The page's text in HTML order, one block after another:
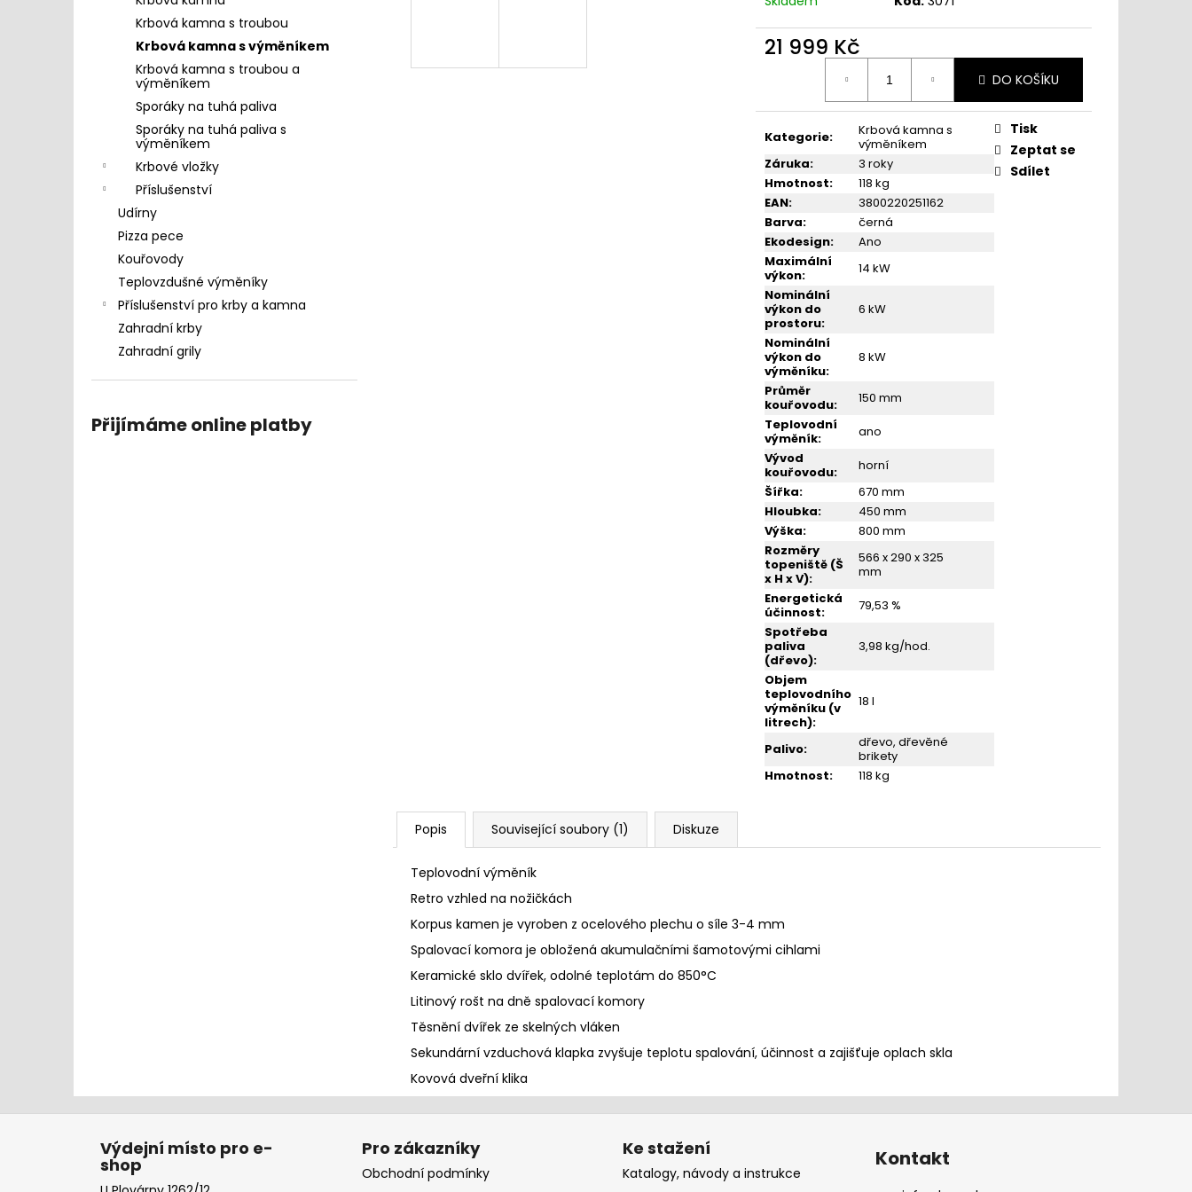
Krbová kamna s troubou
Krbová kamna s výměníkem
Krbová kamna s troubou a
výměníkem
Sporáky na tuhá paliva
Sporáky na tuhá paliva s
výměníkem
Krbové vložky
Příslušenství
Udírny
Pizza pece
Kouřovody
Teplovzdušné výměníky
Příslušenství pro krby a kamna
Zahradní krby
Zahradní grily
Přijímáme online platby
21 999 Kč
DO KOŠÍKU
Kategorie:
Krbová kamna s
výměníkem
Záruka:
3 roky
Hmotnost:
118 kg
EAN:
3800220251162
Barva:
černá
Ekodesign:
Ano
Maximální
výkon:
14 kW
Nominální
výkon do
prostoru:
6 kW
Nominální
výkon do
výměníku:
8 kW
Průměr
kouřovodu:
150 mm
Teplovodní
výměník:
ano
Vývod
kouřovodu:
horní
Šířka:
670 mm
Hloubka:
450 mm
Výška:
800 mm
Rozměry
topeniště (Š
x H x V):
566 x 290 x 325
mm
Energetická
účinnost:
79,53 %
Spotřeba
paliva
(dřevo):
3,98 kg/hod.
Objem
teplovodního
výměníku (v
litrech):
18 l
Palivo:
dřevo, dřevěné
brikety
Hmotnost: 118 kg
Tisk
Zeptat se
Sdílet
Popis Související soubory (1) Diskuze
Teplovodní výměník
Retro vzhled na nožičkách
Korpus kamen je vyroben z ocelového plechu o síle 3-4 mm
Spalovací komora je obložená akumulačními šamotovými cihlami
Keramické sklo dvířek, odolné teplotám do 850°C
Litinový rošt na dně spalovací komory
Těsnění dvířek ze skelných vláken
Sekundární vzduchová klapka zvyšuje teplotu spalování, účinnost a zajišťuje oplach skla
Kovová dveřní klika
KRBOVÁ KAMNA S TROUBOU A
VÝMĚNÍKEM PRITY FG W20
22 999 Kč
KRBOVÁ KAMNA VICTORIA NERO
14 999 Kč
Výdejní místo pro e-
shop
Pro zákazníky
Obchodní podmínky
Ke stažení
Katalogy, návody a instrukce
Kontakt